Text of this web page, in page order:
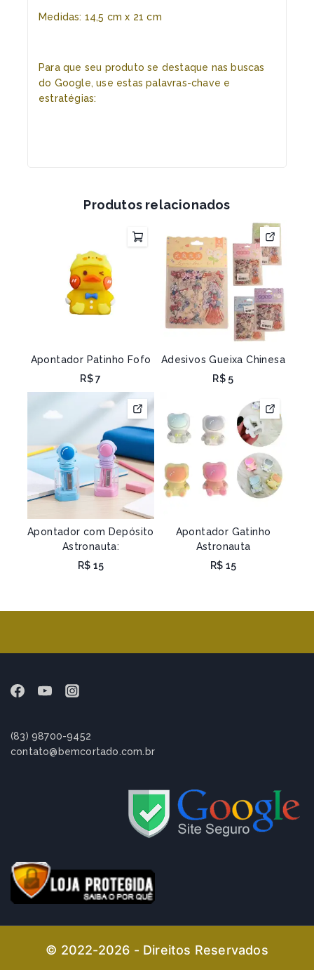
Medidas: 14,5 cm x 21 cm
Para que seu produto se destaque nas buscas
do Google, use estas palavras-chave e
estratégias:
Produtos relacionados
Apontador Patinho Fofo
R$7
Adesivos Gueixa Chinesa
R$ 5
Apontador com Depósito
Astronauta:
R$ 15
Apontador Gatinho
Astronauta
R$ 15
(83) 98700-9452
contato@bemcortado.com.br
© 2022-2026 - Direitos Reservados